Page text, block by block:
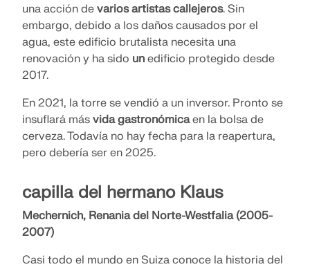
una acción de varios artistas callejeros. Sin
embargo, debido a los daños causados por el
agua, este edificio brutalista necesita una
renovación y ha sido un edificio protegido desde
2017.
En 2021, la torre se vendió a un inversor. Pronto se
insuflará más vida gastronómicaen la bolsa de
cerveza. Todavía no hay fecha para la reapertura,
pero debería ser en 2025.
capilla del hermano Klaus
Mechernich, Renania del Norte-Westfalia (2005-
2007)
Casi todo el mundo en Suiza conoce la historia del